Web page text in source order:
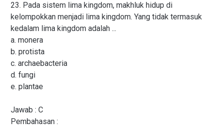
23. Pada sistem lima kingdom, makhluk hidup di
kelompokkan menjadi lima kingdom. Yang tidak termasuk
kedalam lima kingdom adalah ...
a. monera
b. protista
c. archaebacteria
d. fungi
e. plantae
Jawab : C
Pembahasan :